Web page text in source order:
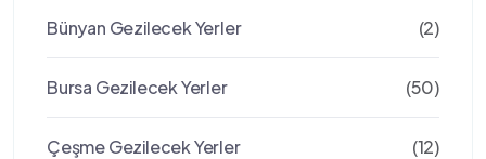
Bünyan Gezilecek Yerler (2)
Bursa Gezilecek Yerler (50)
Çeşme Gezilecek Yerler (12)